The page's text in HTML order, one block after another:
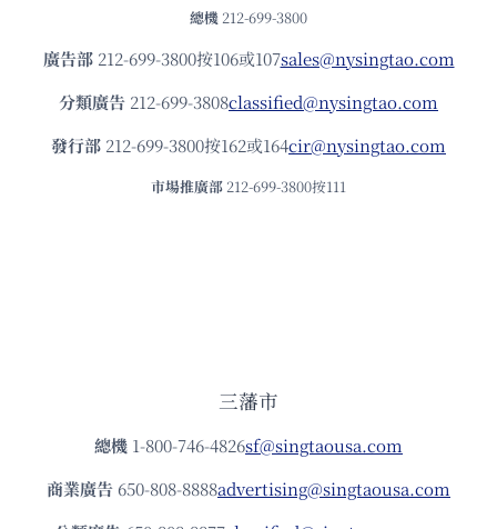
總機 212-699-3800
廣告部212-699-3800按106或107sales@nysingtao.com
分類廣告 212-699-3808classified@nysingtao.com
發⾏部 212-699-3800按162或164cir@nysingtao.com
市場推廣部 212-699-3800按111
三藩市
總機 1-800-746-4826sf@singtaousa.com
商業廣告 650-808-8888advertising@singtaousa.com